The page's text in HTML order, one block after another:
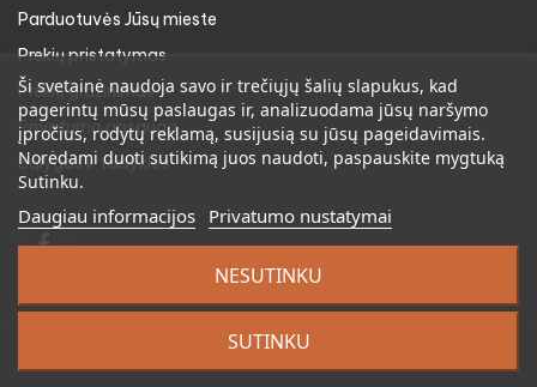
Parduotuvės Jūsų mieste
Prekių pristatymas
Prekių gražinimas
Privatumo apsauga
Sąlygos ir taisyklės
Ši svetainė naudoja savo ir trečiųjų šalių slapukus, kad
pagerintų mūsų paslaugas ir, analizuodama jūsų naršymo
įpročius, rodytų reklamą, susijusią su jūsų pageidavimais.
Norėdami duoti sutikimą juos naudoti, paspauskite mygtuką
Sutinku.
Daugiau informacijos Privatumo nustatymai
NESUTINKU
SUTINKU